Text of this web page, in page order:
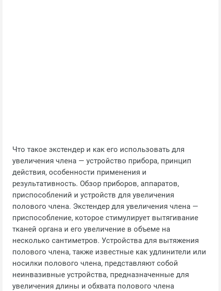
Что такое экстендер и как его использовать для
увеличения члена — устройство прибора, принцип
действия, особенности применения и
результативность. Обзор приборов, аппаратов,
приспособлений и устройств для увеличения
полового члена. Экстендер для увеличения члена —
приспособление, которое стимулирует вытягивание
тканей органа и его увеличение в объеме на
несколько сантиметров. Устройства для вытяжения
полового члена, также известные как удлинители или
носилки полового члена, представляют собой
неинвазивные устройства, предназначенные для
увеличения длины и обхвата полового члена